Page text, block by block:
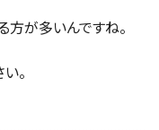
が多いんですね。
。